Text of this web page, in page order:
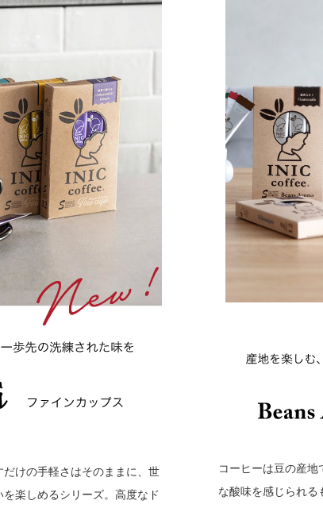
けの手軽さはそのままに、世
楽しめるシリーズ。高度なド
コーヒーは豆の産地
な酸味を感じられる